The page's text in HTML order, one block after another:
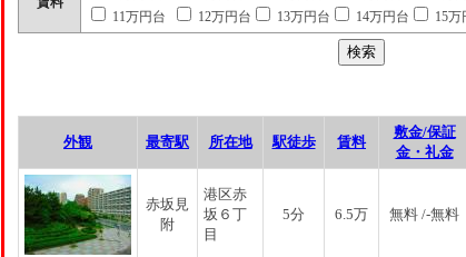
11万円台
12万円台 13万円台 14万円台 15万
外観 最寄駅 所在地 駅徒歩 賃料
敷金/保証
金・礼金
赤坂見
附
港区赤
坂６丁
目
5分 6.5万 無料 /-無料